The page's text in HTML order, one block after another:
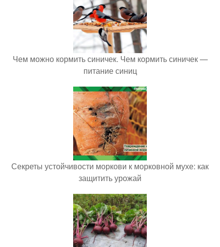
Чем можно кормить синичек. Чем кормить синичек —
питание синиц
Секреты устойчивости моркови к морковной мухе: как
защитить урожай